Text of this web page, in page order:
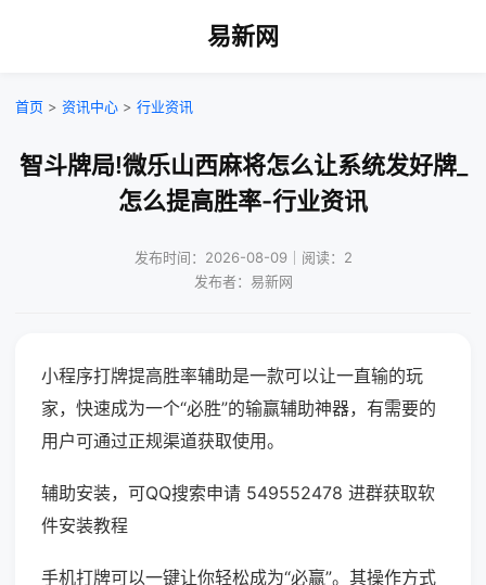
易新网
首页 > 资讯中心 > 行业资讯
智斗牌局!微乐山西麻将怎么让系统发好牌_
怎么提高胜率-行业资讯
发布时间：2026-08-09｜阅读：2
发布者：易新网
小程序打牌提高胜率辅助是一款可以让一直输的玩
家，快速成为一个“必胜”的输赢辅助神器，有需要的
用户可通过正规渠道获取使用。
辅助安装，可QQ搜索申请 549552478 进群获取软
件安装教程
手机打牌可以一键让你轻松成为“必赢”。其操作方式